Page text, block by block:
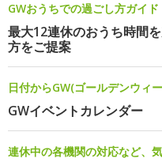
GWおうちでの過ごし方ガイド
最大12連休のおうち時間
方をご提案
日付からGW(ゴールデンウィ
GWイベントカレンダー
連休中の各機関の対応など、